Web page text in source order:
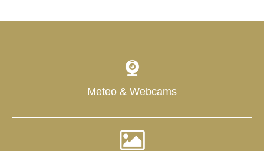
Meteo & Webcams